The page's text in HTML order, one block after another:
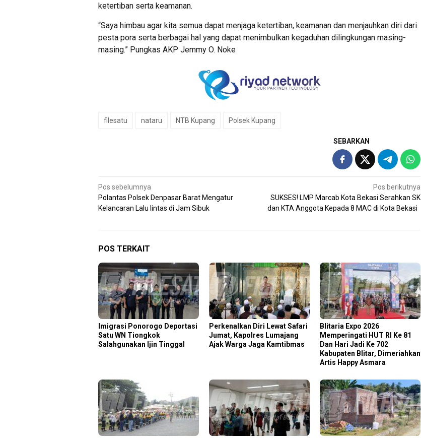
ketertiban serta keamanan.
“Saya himbau agar kita semua dapat menjaga ketertiban, keamanan dan menjauhkan diri dari
pesta pora serta berbagai hal yang dapat menimbulkan kegaduhan dilingkungan masing-
masing.” Pungkas AKP Jemmy O. Noke
filesatu nataru NTB Kupang Polsek Kupang
SEBARKAN
Navigasi
pos
Pos sebelumnya
Polantas Polsek Denpasar Barat Mengatur
Kelancaran Lalu lintas di Jam Sibuk
Pos berikutnya
SUKSES! LMP Marcab Kota Bekasi Serahkan SK
dan KTA Anggota Kepada 8 MAC di Kota Bekasi
POS TERKAIT
Imigrasi Ponorogo Deportasi
Satu WN Tiongkok
Salahgunakan Ijin Tinggal
Perkenalkan Diri Lewat Safari
Jumat, Kapolres Lumajang
Ajak Warga Jaga Kamtibmas
Blitaria Expo 2026
Memperingati HUT RI Ke 81
Dan Hari Jadi Ke 702
Kabupaten Blitar, Dimeriahkan
Artis Happy Asmara